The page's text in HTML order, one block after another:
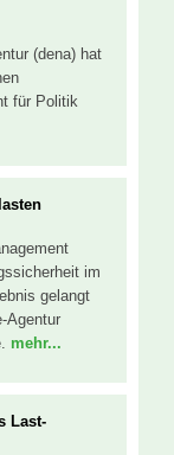
(dena) hat
für Politik
im
gelangt
Agentur
mehr...
Last-